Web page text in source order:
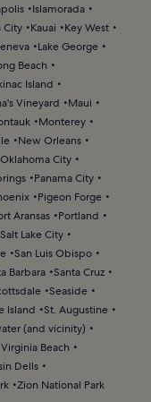
Islamorada
City Kauai
Key West
Lake George
Beach
Island
Vineyard
Maui
Monterey
New Orleans
Oklahoma City
Panama City
Pigeon Forge
Aransas
Portland
Salt Lake City
San Luis Obispo
Barbara Santa Cruz
Seaside
Island
St. Augustine
(and vicinity)
Virginia Beach
Dells
Zion National Park